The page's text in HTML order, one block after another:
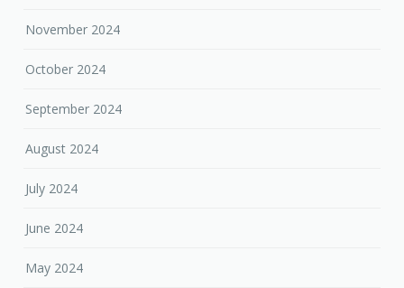
November 2024
October 2024
September 2024
August 2024
July 2024
June 2024
May 2024